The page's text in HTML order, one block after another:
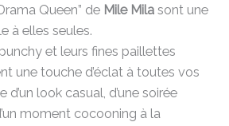
Queen” de Mile Mila sont une
à elles seules.
et leurs fines paillettes
une touche d’éclat à toutes vos
d’un look casual, d’une soirée
moment cocooning à la